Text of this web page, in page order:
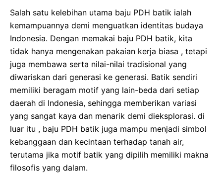
Salah satu kelebihan utama baju PDH batik ialah
kemampuannya demi menguatkan identitas budaya
Indonesia. Dengan memakai baju PDH batik, kita
tidak hanya mengenakan pakaian kerja biasa , tetapi
juga membawa serta nilai-nilai tradisional yang
diwariskan dari generasi ke generasi. Batik sendiri
memiliki beragam motif yang lain-beda dari setiap
daerah di Indonesia, sehingga memberikan variasi
yang sangat kaya dan menarik demi dieksplorasi. di
luar itu , baju PDH batik juga mampu menjadi simbol
kebanggaan dan kecintaan terhadap tanah air,
terutama jika motif batik yang dipilih memiliki makna
filosofis yang dalam.